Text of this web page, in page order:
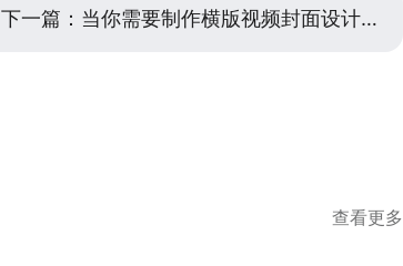
下一篇： 当你需要制作横版视频封面设计时，可以试试这些方法
查看更多